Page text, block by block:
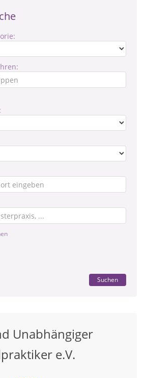
Suchen
Unabhängiger
e.V.